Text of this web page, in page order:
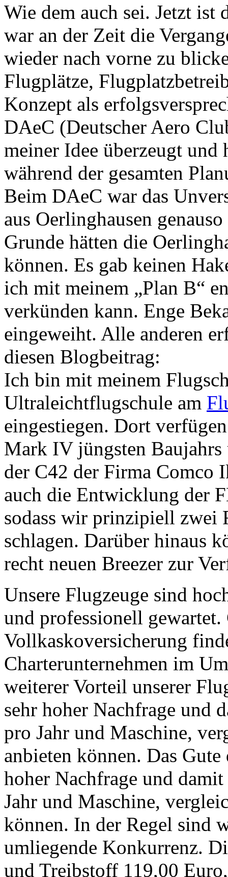
Wie dem auch sei. Jetzt ist
war an der Zeit die
wieder nach vorne zu
Flugplätze,
Konzept als
DAeC (Deutscher Aero
meiner Idee überzeugt
während der gesamten
Beim DAeC war das
aus Oerlinghausen
Grunde hätten die
können. Es gab keinen
ich mit meinem „Plan B“
verkünden kann. Enge
eingeweiht. Alle anderen
diesen Blogbeitrag:
Ich bin mit meinem
Ultraleichtflugschule am
eingestiegen. Dort
Mark IV jüngsten
der C42 der Firma Comco
auch die Entwicklung der
sodass wir prinzipiell zwei
schlagen. Darüber hinaus
recht neuen Breezer zur
Unsere Flugzeuge sind
und professionell gewartet.
Vollkaskoversicherung
Charterunternehmen im
weiterer Vorteil unserer
sehr hoher Nachfrage und
pro Jahr und Maschine,
anbieten können. Das
hoher Nachfrage und
Jahr und Maschine,
können. In der Regel sind
umliegende Konkurrenz.
und Treibstoff 119,00